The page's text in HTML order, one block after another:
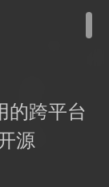
的跨平台
源